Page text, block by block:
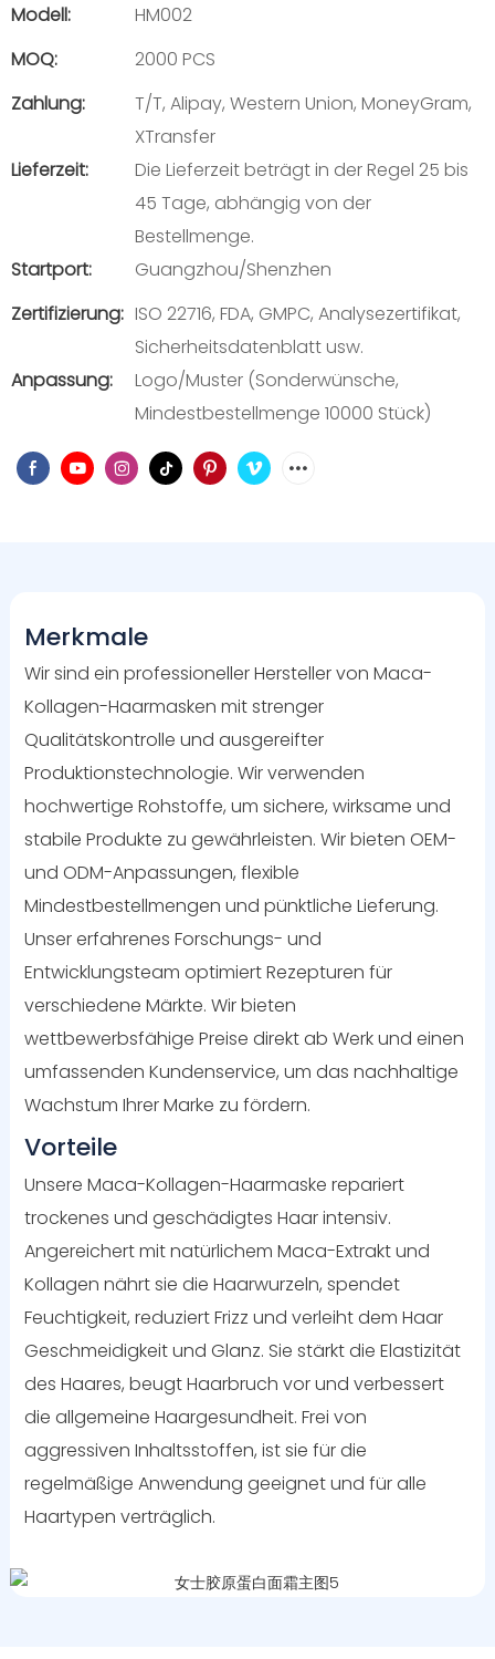
Modell:
HM002
MOQ:
2000 PCS
Zahlung:
T/T, Alipay, Western Union, MoneyGram,
XTransfer
Lieferzeit:
Die Lieferzeit beträgt in der Regel 25 bis
45 Tage, abhängig von der
Bestellmenge.
Startport:
Guangzhou/Shenzhen
Zertifizierung: ISO 22716, FDA, GMPC, Analysezertifikat,
Sicherheitsdatenblatt usw.
Anpassung:
Logo/Muster (Sonderwünsche,
Mindestbestellmenge 10000 Stück)
Merkmale
Wir sind ein professioneller Hersteller von Maca-
Kollagen-Haarmasken mit strenger
Qualitätskontrolle und ausgereifter
Produktionstechnologie. Wir verwenden
hochwertige Rohstoffe, um sichere, wirksame und
stabile Produkte zu gewährleisten. Wir bieten OEM-
und ODM-Anpassungen, flexible
Mindestbestellmengen und pünktliche Lieferung.
Unser erfahrenes Forschungs- und
Entwicklungsteam optimiert Rezepturen für
verschiedene Märkte. Wir bieten
wettbewerbsfähige Preise direkt ab Werk und einen
umfassenden Kundenservice, um das nachhaltige
Wachstum Ihrer Marke zu fördern.
Vorteile
Unsere Maca-Kollagen-Haarmaske repariert
trockenes und geschädigtes Haar intensiv.
Angereichert mit natürlichem Maca-Extrakt und
Kollagen nährt sie die Haarwurzeln, spendet
Feuchtigkeit, reduziert Frizz und verleiht dem Haar
Geschmeidigkeit und Glanz. Sie stärkt die Elastizität
des Haares, beugt Haarbruch vor und verbessert
die allgemeine Haargesundheit. Frei von
aggressiven Inhaltsstoffen, ist sie für die
regelmäßige Anwendung geeignet und für alle
Haartypen verträglich.